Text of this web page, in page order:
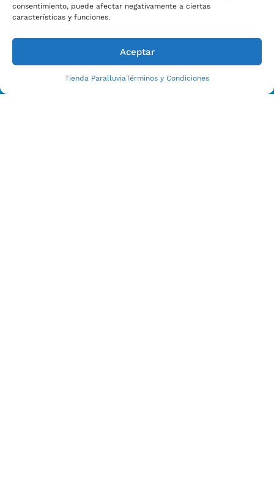
consentimiento, puede afectar negativamente a ciertas
características y funciones.
Aceptar
Tienda ParalluviaTérminos y Condiciones